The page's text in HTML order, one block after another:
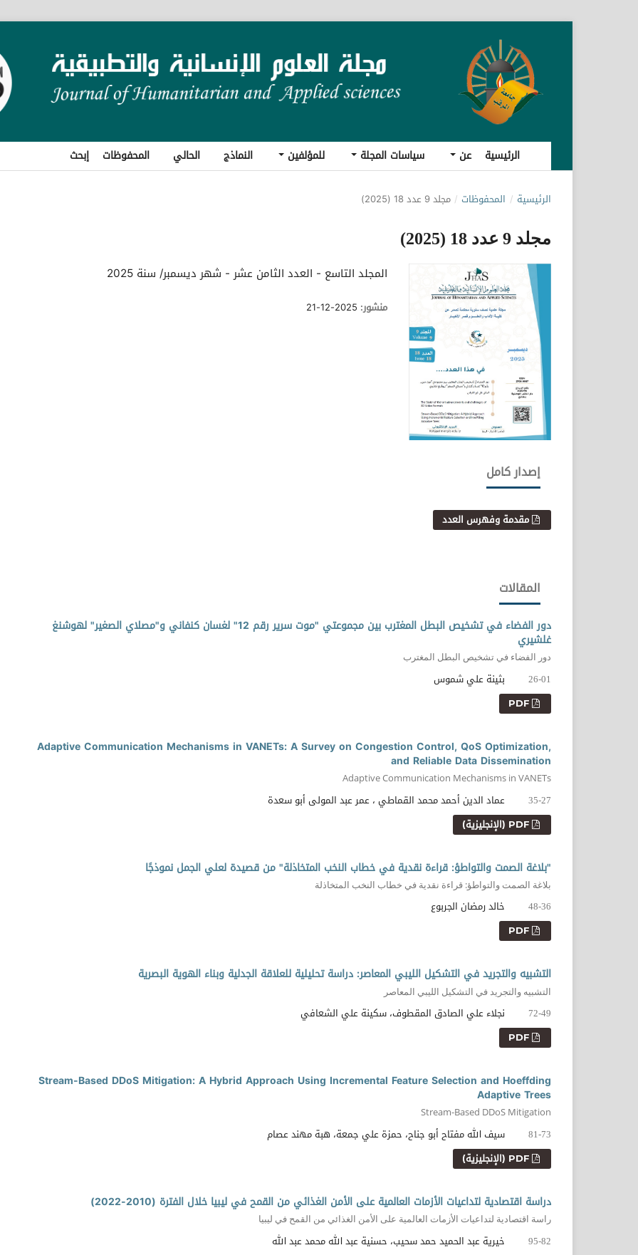
الرئيسية عن سياسات المجلة للمؤلفين النماذج الحالي المحفوظات إبحث
الرئيسية / المحفوظات / مجلد 9 عدد 18 (2025)
مجلد 9 عدد 18 (2025)
المجلد التاسع - العدد الثامن عشر - شهر ديسمبر/ سنة 2025
منشور: 2025-12-21
إصدار كامل
مقدمة وفهرس العدد
المقالات
دور الفضاء في تشخيص البطل المغترب بين مجموعتي "موت سرير رقم 12" لغسان كنفاني و"مصلاي الصغير" لهوشنغ
غلشيري
دور الفضاء في تشخيص البطل المغترب
بثينة علي شموس 26-01
PDF
Adaptive Communication Mechanisms in VANETs: A Survey on Congestion Control, QoS Optimization,
and Reliable Data Dissemination
Adaptive Communication Mechanisms in VANETs
عماد الدين أحمد محمد القماطي ، عمر عبد المولى أبو سعدة 35-27
PDF (الإنجليزية)
"بلاغة الصمت والتواطؤ: قراءة نقدية في خطاب النخب المتخاذلة" من قصيدة لعلي الجمل نموذجًا
بلاغة الصمت والتواطؤ: قراءة نقدية في خطاب النخب المتخاذلة
خالد رمضان الجربوع 48-36
PDF
التشبيه والتجريد في التشكيل الليبي المعاصر: دراسة تحليلية للعلاقة الجدلية وبناء الهوية البصرية
التشبيه والتجريد في التشكيل الليبي المعاصر
نجلاء علي الصادق المقطوف، سكينة علي الشعافي 72-49
PDF
Stream-Based DDoS Mitigation: A Hybrid Approach Using Incremental Feature Selection and Hoeffding
Adaptive Trees
Stream-Based DDoS Mitigation
سيف الله مفتاح أبو جناح، حمزة علي جمعة، هبة مهند عصام 81-73
PDF (الإنجليزية)
دراسة اقتصادية لتداعيات الأزمات العالمية على الأمن الغذائي من القمح في ليبيا خلال الفترة (2010-2022)
راسة اقتصادية لتداعيات الأزمات العالمية على الأمن الغذائي من القمح في ليبيا
خيرية عبد الحميد حمد سحيب، حسنية عبد الله محمد عبد الله 95-82